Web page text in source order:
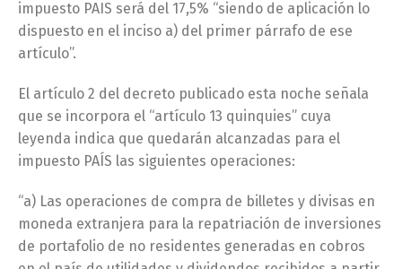
impuesto PAIS será del 17,5% “siendo de aplicación lo
dispuesto en el inciso a) del primer párrafo de ese
artículo”.
El artículo 2 del decreto publicado esta noche señala
que se incorpora el “artículo 13 quinquies” cuya
leyenda indica que quedarán alcanzadas para el
impuesto PAÍS las siguientes operaciones:
“a) Las operaciones de compra de billetes y divisas en
moneda extranjera para la repatriación de inversiones
de portafolio de no residentes generadas en cobros